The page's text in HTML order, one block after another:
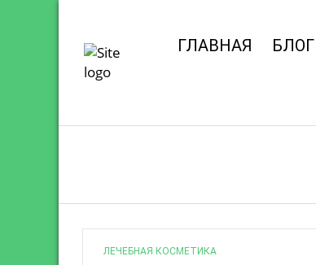
ГЛАВНАЯ БЛОГ
ЛЕЧЕБНАЯ КОСМЕТИКА